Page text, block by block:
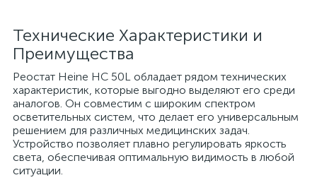
Технические Характеристики и
Преимущества
Реостат Heine HC 50L обладает рядом технических
характеристик, которые выгодно выделяют его среди
аналогов. Он совместим с широким спектром
осветительных систем, что делает его универсальным
решением для различных медицинских задач.
Устройство позволяет плавно регулировать яркость
света, обеспечивая оптимальную видимость в любой
ситуации.